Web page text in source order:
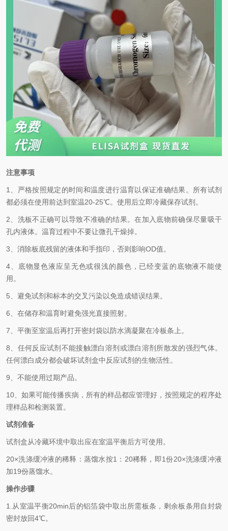
注意事项
1、严格按照规定的时间和温度进行温育以保证准确结果。所有试剂
都必须在使用前达到室温20-25℃。使用后立即冷藏保存试剂。
2、洗板不正确可以导致不准确的结果。在加入底物前确保尽量吸干
孔内液体。温育过程中不要让微孔干燥掉。
3、消除板底残留的液体和手指印，否则影响OD值。
4、底物显色液应呈无色或很浅的颜色，已经变蓝的底物液不能使
用。
5、避免试剂和标本的交叉污染以免造成错误结果。
6、在储存和温育时避免强光直接照射。
7、平衡至室温后再打开密封袋以防水滴凝聚在冷板条上。
8、任何反应试剂不能接触漂白溶剂或漂白溶剂所散发的强烈气体。
任何漂白成分都会破坏试剂盒中反应试剂的生物活性。
9、不能使用过期产品。
10、如果可能传播疾病，所有的样品都应管理好，按照规定的程序处
理样品和检测装置。
试剂准备
试剂盒从冷藏环境中取出应在室温平衡后方可使用。
20×洗涤缓冲液的稀释：蒸馏水按1 ： 20稀释，即1份20×洗涤缓冲液
加19份蒸馏水。
操作步骤
1.从室温平衡20min后的铝箔袋中取出所需板条，剩余板条用自封袋
密封放回4℃。